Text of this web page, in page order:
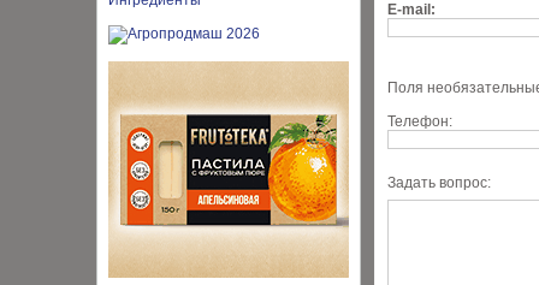
E-mail:
Поля
Телефон:
Задать вопрос: